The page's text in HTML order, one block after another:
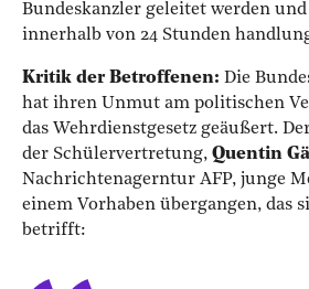
Bundeskanzler geleitet werden
innerhalb von 24 Stunden
Kritik der Betroffenen: Die
hat ihren Unmut am politischen
das Wehrdienstgesetz geäußert.
der Schülervertretung, Quentin
Nachrichtenagerntur AFP, junge
einem Vorhaben übergangen, das
betrifft: